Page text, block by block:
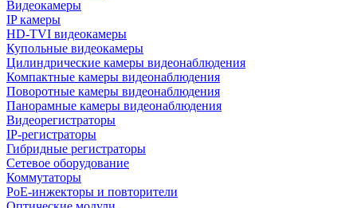
Видеокамеры
IP камеры
HD-TVI видеокамеры
Купольные видеокамеры
Цилиндрические камеры видеонаблюдения
Компактные камеры видеонаблюдения
Поворотные камеры видеонаблюдения
Панорамные камеры видеонаблюдения
Видеорегистраторы
IP-регистраторы
Гибридные регистраторы
Сетевое оборудование
Коммутаторы
PoE-инжекторы и повторители